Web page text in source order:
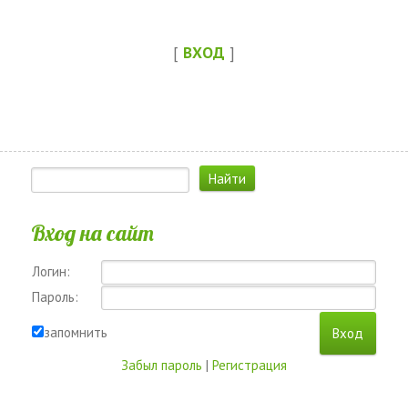
[ ВХОД ]
Вход на сайт
Логин:
Пароль:
запомнить
Забыл пароль | Регистрация